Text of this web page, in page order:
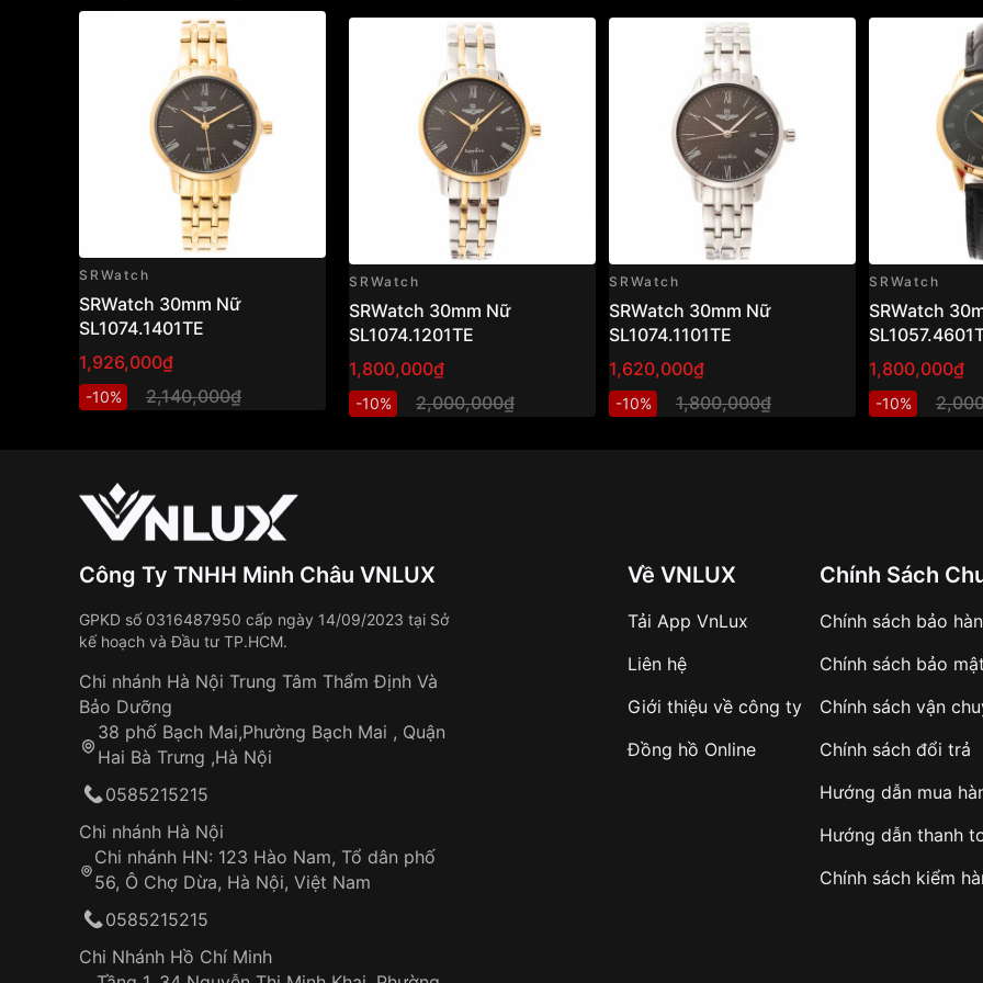
SRWatch
SRWatch 30mm Nữ
SL1074.1401TE
1,926,000₫
-10% 2,140,000₫
SRWatch
SRWatch 30mm Nữ
SL1074.1201TE
1,800,000₫
-10% 2,000,000₫
SRWatch
SRWatch 30mm Nữ
SL1074.1101TE
1,620,000₫
-10% 1,800,000₫
SRWatch
SRWatch
1,800,000₫
-10%
Công Ty TNHH Minh Châu VNLUX
GPKD số 0316487950 cấp ngày 14/09/2023 tại Sở
kế hoạch và Đầu tư TP.HCM.
Chi nhánh Hà Nội Trung Tâm Thẩm Định Và
Bảo Dưỡng
38 phố Bạch Mai,Phường Bạch Mai , Quận
Hai Bà Trưng ,Hà Nội
0585215215
Chi nhánh Hà Nội
Chi nhánh HN: 123 Hào Nam, Tổ dân phố
56, Ô Chợ Dừa, Hà Nội, Việt Nam
0585215215
Chi Nhánh Hồ Chí Minh
Về VNLUX
Tải App VnLux
Liên hệ
Giới thiệu về công ty
Đồng hồ Online
Chính Sách
Chính sách bảo
Chính sách bảo mật
Chính sách vận
Chính sách đổi trả
Hướng dẫn mua
Hướng dẫn thanh
Chính sách kiểm